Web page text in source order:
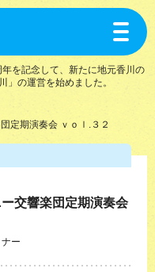
toggle
を記念して、新たに地元香川の
」の運営を始めました。
定期演奏会 ｖｏｌ.３２
交響楽団定期演奏会
ー